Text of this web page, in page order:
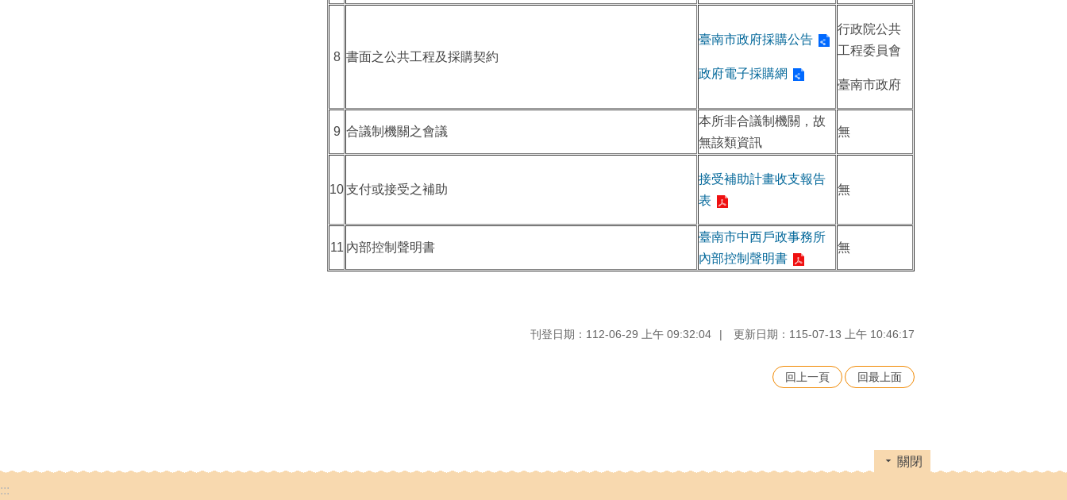
8 書面之公共工程及採購契約
臺南市政府採購公告
政府電子採購網
行政院公共
工程委員會
臺南市政府
9 合議制機關之會議
本所非合議制機關，故
無該類資訊
無
10支付或接受之補助
接受補助計畫收支報告
表
無
11 內部控制聲明書
臺南市中西戶政事務所
內部控制聲明書
無
刊登日期：112-06-29 上午 09:32:04 更新日期：115-07-13 上午 10:46:17
回上一頁 回最上面
關閉
:::